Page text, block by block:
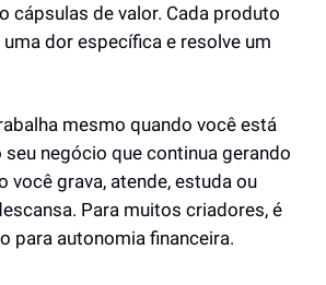
cápsulas de valor. Cada produto
dor específica e resolve um
mesmo quando você está
negócio que continua gerando
você grava, atende, estuda ou
Para muitos criadores, é
para autonomia financeira.